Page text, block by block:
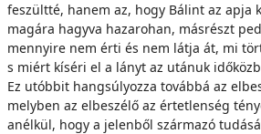
feszültté, hanem az, hogy Bálint az apja
magára hagyva hazarohan, másrészt
mennyire nem érti és nem látja át, mi
s miért kíséri el a lányt az utánuk
Ez utóbbit hangsúlyozza továbbá az
melyben az elbeszélő az értetlenség
anélkül, hogy a jelenből származó